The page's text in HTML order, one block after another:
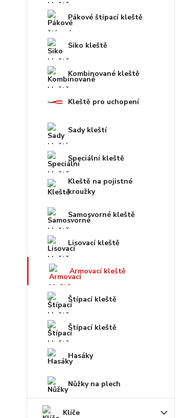
Pákové štípací kleště
Siko kleště
Kombinované kleště
Kleště pro uchopení
Sady kleští
Speciální kleště
Kleště na pojistné
kroužky
Samosvorné kleště
Lisovací kleště
Armovací kleště
Štípací kleště
Štípací kleště
Hasáky
Nůžky na plech
Klíče